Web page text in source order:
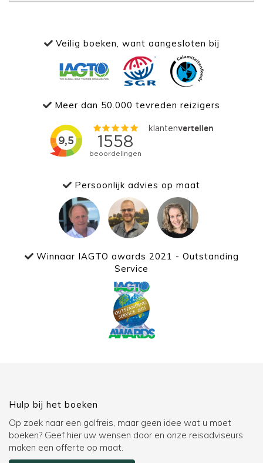
Veilig boeken, want aangesloten bij
Meer dan 50.000 tevreden reizigers
Persoonlijk advies op maat
Winnaar IAGTO awards 2021 - Outstanding
Service
Hulp bij het boeken
Op zoek naar een golfreis, maar geen idee wat u moet
boeken? Geef hier uw wensen door en onze reisadviseurs
maken een offerte op maat.